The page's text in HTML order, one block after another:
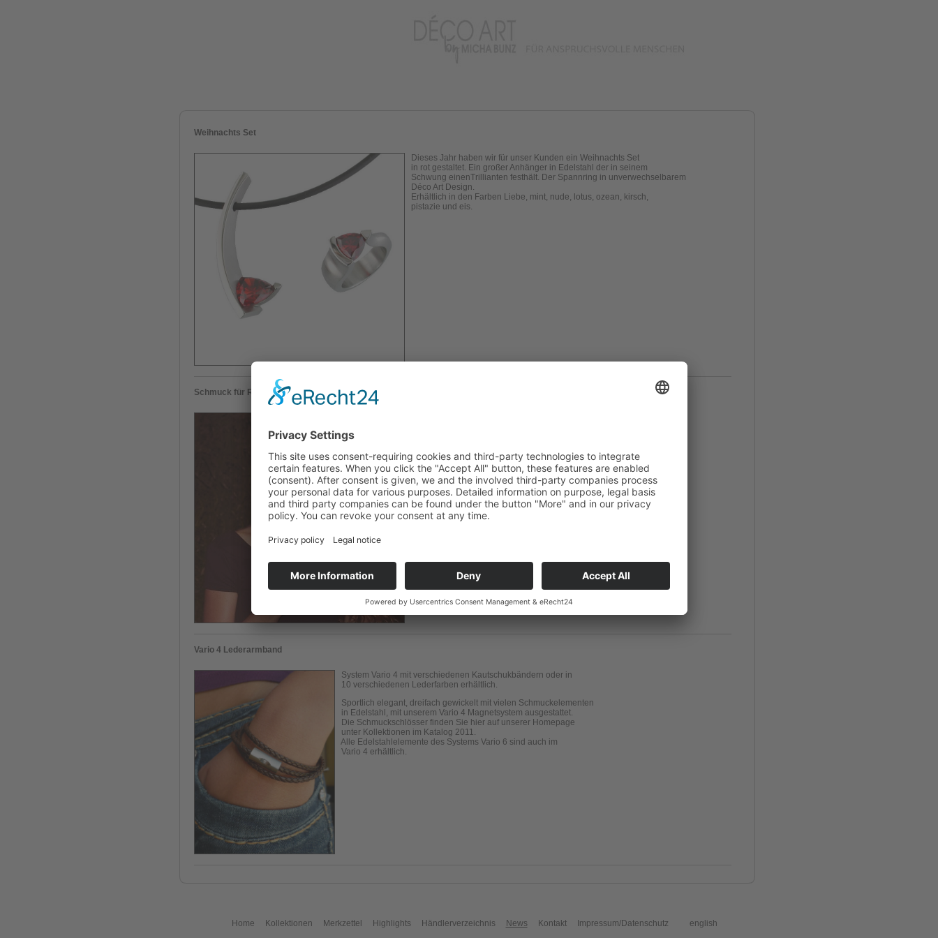
Weihnachts Set
Dieses Jahr haben wir für unser Kunden ein Weihnachts Set
in rot gestaltet. Ein großer Anhänger in Edelstahl der in seinem
Schwung einenTrillianten festhält. Der Spannring in unverwechselbarem
Déco Art Design.
Erhältlich in den Farben Liebe, mint, nude, lotus, ozean, kirsch,
pistazie und eis.
Schmuck für Rocío Carranza
der Film von Regisseur Óscar Castillo Europapremiere.
Vario 4 Lederarmband
System Vario 4 mit verschiedenen Kautschukbändern oder in
10 verschiedenen Lederfarben erhältlich.
Sportlich elegant, dreifach gewickelt mit vielen Schmuckelementen
in Edelstahl, mit unserem Vario 4 Magnetsystem ausgestattet.
Die Schmuckschlösser finden Sie hier auf unserer Homepage
unter Kollektionen im Katalog 2011.
Alle Edelstahlelemente des Systems Vario 6 sind auch im
Vario 4 erhältlich.
Home Kollektionen Merkzettel Highlights Händlerverzeichnis News Kontakt Impressum/Datenschutz english